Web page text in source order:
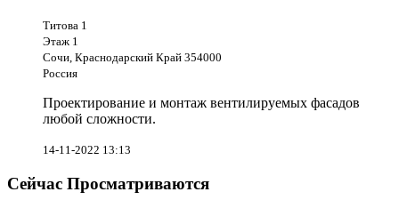
Титова 1
Этаж 1
Сочи, Краснодарский Край 354000
Россия
Проектирование и монтаж вентилируемых фасадов
любой сложности.
14-11-2022 13:13
Сейчас Просматриваются